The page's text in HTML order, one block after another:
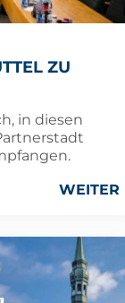
ZU
in diesen
WEITER